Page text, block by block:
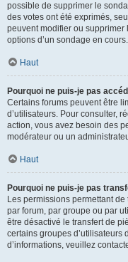
possible de supprimer le
des votes ont été exprimés,
peuvent modifier ou
options d’un sondage en cours.
Haut
Pourquoi ne puis-je pas
Certains forums peuvent être
d’utilisateurs. Pour consulter,
action, vous avez besoin des
modérateur ou un
Haut
Pourquoi ne puis-je pas
Les permissions permettant
par forum, par groupe ou par
être désactivé le transfert de
certains groupes d’utilisateurs
d’informations, veuillez